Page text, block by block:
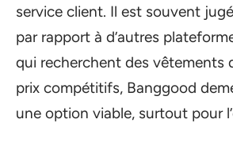
service client. Il est souvent
par rapport à d’autres
qui recherchent des vêtements
prix compétitifs, Banggood
une option viable, surtout pour